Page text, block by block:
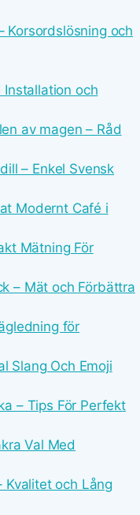
Korsordslösning och
Installation och
av magen – Råd
– Enkel Svensk
Modernt Café i
Mätning För
– Mät och Förbättra
för
Slang Och Emoji
– Tips För Perfekt
Val Med
Kvalitet och Lång